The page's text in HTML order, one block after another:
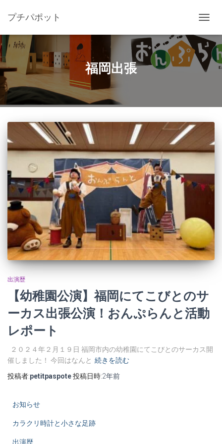
プチパポット
ビ
ゲ
ー
シ
ョ
福岡出張
出演歴
【幼稚園公演】福岡にてこびとのサ
ーカス出張公演！おんぷらんと活動
レポート
２０２４年２月１９日 福岡市内の幼稚園にてこびとのサーカス開
催しました！ 今回はなんと 続きを読む
投稿者:petitpaspote投稿日時:2年前
お知らせ
カラクリ時計と小さな足跡
出演歴